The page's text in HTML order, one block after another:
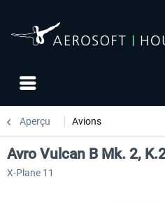
Aperçu Avions
Avro Vulcan B Mk. 2,
X-Plane 11